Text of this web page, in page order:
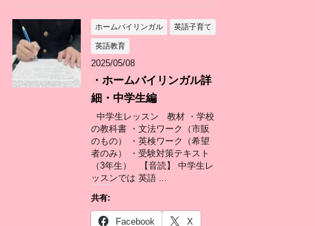
ホームバイリンガル 英語子育て
英語教育
2025/05/08
・ホームバイリンガル詳
細・中学生編
中学生レッスン 教材 ・学校
の教科書 ・文法ワーク（市販
のもの） ・英検ワーク（希望
者のみ） ・受験対策テキスト
（3年生） 【音読】 中学生レ
ッスンでは 英語 ...
共有:
Facebook X